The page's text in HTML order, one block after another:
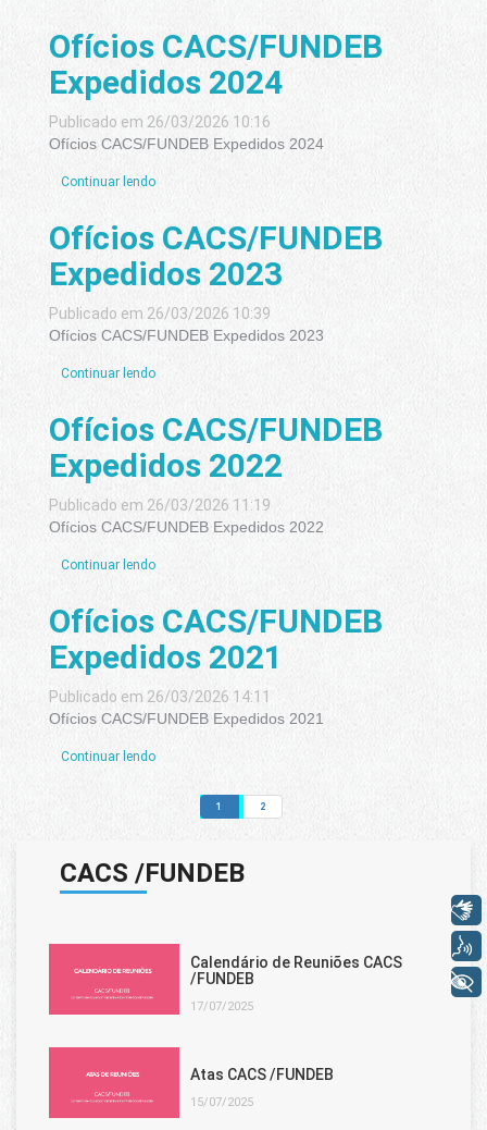
Ofícios CACS/FUNDEB
Expedidos 2024
Publicado em 26/03/2026 10:16
Ofícios CACS/FUNDEB Expedidos 2024
Continuar lendo
Ofícios CACS/FUNDEB
Expedidos 2023
Publicado em 26/03/2026 10:39
Ofícios CACS/FUNDEB Expedidos 2023
Continuar lendo
Ofícios CACS/FUNDEB
Expedidos 2022
Publicado em 26/03/2026 11:19
Ofícios CACS/FUNDEB Expedidos 2022
Continuar lendo
Ofícios CACS/FUNDEB
Expedidos 2021
Publicado em 26/03/2026 14:11
Ofícios CACS/FUNDEB Expedidos 2021
Continuar lendo
1 2
CACS /FUNDEB
Calendário de Reuniões CACS
/FUNDEB
17/07/2025
Atas CACS /FUNDEB
15/07/2025